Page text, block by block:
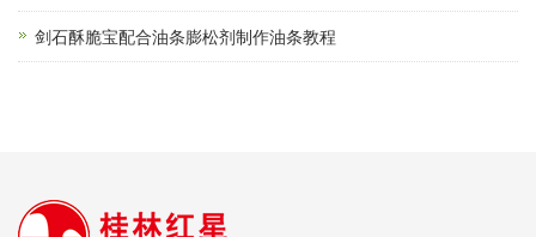
剑石酥脆宝配合油条膨松剂制作油条教程